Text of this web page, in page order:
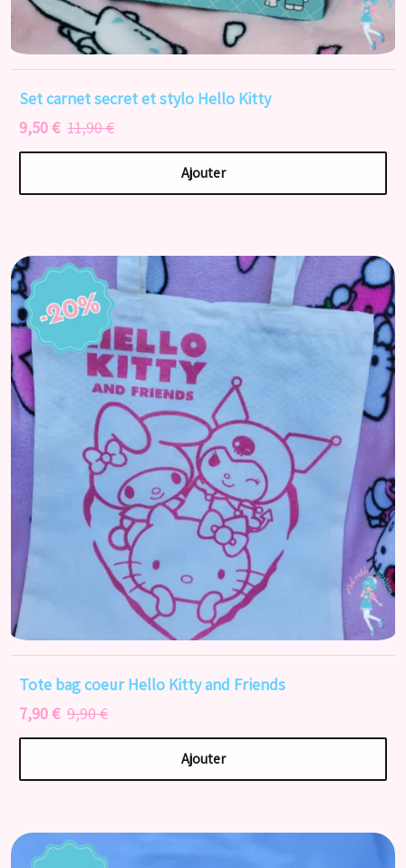
Set carnet secret et stylo Hello Kitty
9,50 € 11,90 €
Ajouter
Tote bag coeur Hello Kitty and Friends
7,90 € 9,90 €
Ajouter